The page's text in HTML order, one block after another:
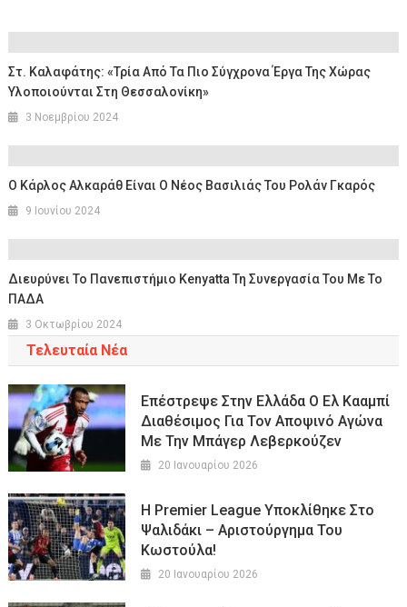
Στ. Καλαφάτης: «Τρία Από Τα Πιο Σύγχρονα Έργα Της Χώρας
Υλοποιούνται Στη Θεσσαλονίκη»
3 Νοεμβρίου 2024
Ο Κάρλος Αλκαράθ Είναι Ο Νέος Βασιλιάς Του Ρολάν Γκαρός
9 Ιουνίου 2024
Διευρύνει Το Πανεπιστήμιο Κenyatta Τη Συνεργασία Του Με Το
ΠΑΔΑ
3 Οκτωβρίου 2024
Τελευταία Νέα
Επέστρεψε Στην Ελλάδα Ο Ελ Κααμπί
Διαθέσιμος Για Τον Αποψινό Αγώνα
Με Την Μπάγερ Λεβερκούζεν
20 Ιανουαρίου 2026
Η Premier League Υποκλίθηκε Στο
Ψαλιδάκι – Αριστούργημα Του
Κωστούλα!
20 Ιανουαρίου 2026